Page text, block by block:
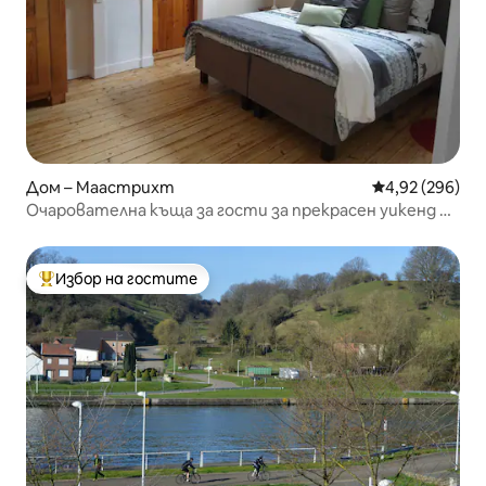
Дом – Маастрихт Средна
4,92 (296)
Очарователна къща за гости за прекрасен уикенд и
Най-популярен избор на гостите
Избор на гостите